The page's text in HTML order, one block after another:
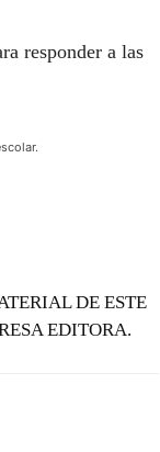
responder a las
DE ESTE
EDITORA.